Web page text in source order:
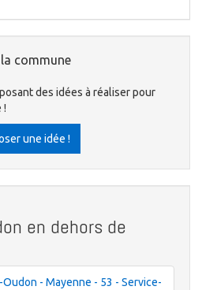
commune
des idées à réaliser pour
!
une idée !
en dehors de
- Mayenne - 53 - Service-